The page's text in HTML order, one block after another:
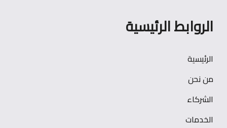
الروابط الرئيسية
الرئيسية
من نحن
الشركاء
الخدمات